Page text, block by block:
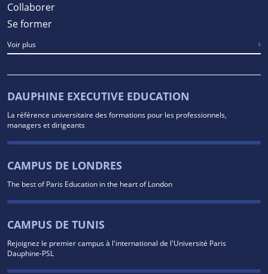
Collaborer
Se former
Voir plus
DAUPHINE EXECUTIVE EDUCATION
La référence universitaire des formations pour les professionnels,
managers et dirigeants
CAMPUS DE LONDRES
The best of Paris Education in the heart of London
CAMPUS DE TUNIS
Rejoignez le premier campus à l'international de l'Université Paris
Dauphine-PSL